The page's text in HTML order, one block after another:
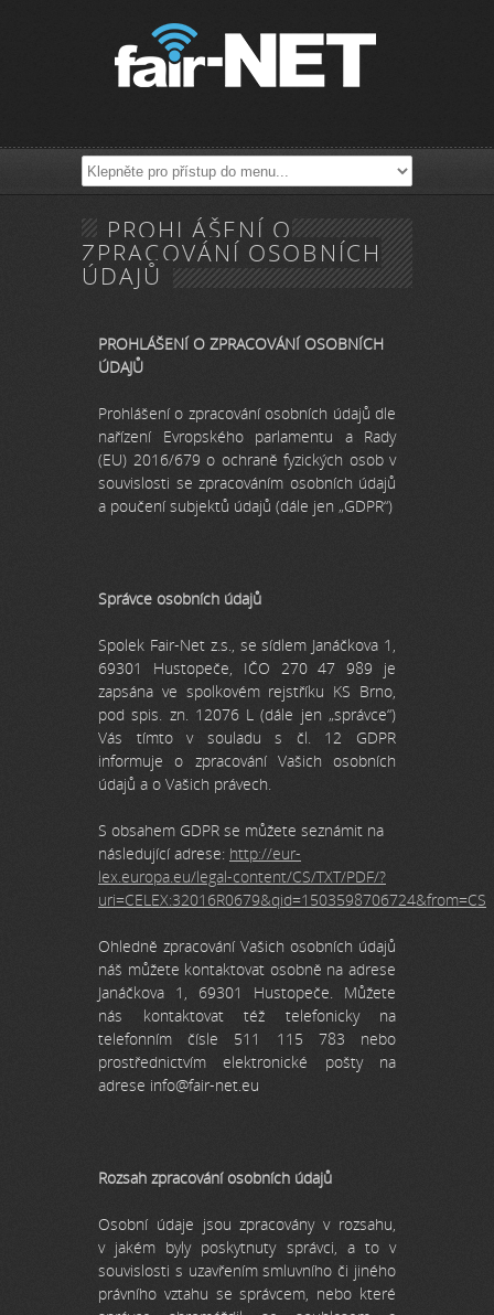
PROHLÁŠENÍ O
ZPRACOVÁNÍ OSOBNÍCH
ÚDAJŮ
PROHLÁŠENÍ O ZPRACOVÁNÍ OSOBNÍCH
ÚDAJŮ
Prohlášení o zpracování osobních údajů dle
nařízení Evropského parlamentu a Rady
(EU) 2016/679 o ochraně fyzických osob v
souvislosti se zpracováním osobních údajů
a poučení subjektů údajů (dále jen „GDPR“)
Správce osobních údajů
Spolek Fair-Net z.s., se sídlem Janáčkova 1,
69301 Hustopeče, IČO 270 47 989 je
zapsána ve spolkovém rejstříku KS Brno,
pod spis. zn. 12076 L (dále jen „správce“)
Vás tímto v souladu s čl. 12 GDPR
informuje o zpracování Vašich osobních
údajů a o Vašich právech.
S obsahem GDPR se můžete seznámit na
následující adrese: http://eur-
lex.europa.eu/legal-content/CS/TXT/PDF/?
uri=CELEX:32016R0679&qid=1503598706724&from=CS
Ohledně zpracování Vašich osobních údajů
náš můžete kontaktovat osobně na adrese
Janáčkova 1, 69301 Hustopeče. Můžete
nás kontaktovat též telefonicky na
telefonním čísle 511 115 783 nebo
prostřednictvím elektronické pošty na
adrese info@fair-net.eu
Rozsah zpracování osobních údajů
Osobní údaje jsou zpracovány v rozsahu,
v jakém byly poskytnuty správci, a to v
souvislosti s uzavřením smluvního či jiného
právního vztahu se správcem, nebo které